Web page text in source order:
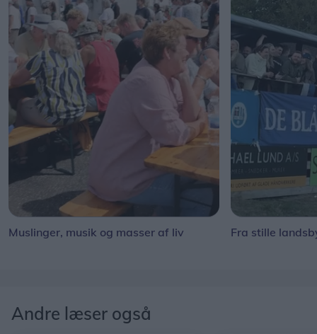
Muslinger, musik og masser af liv Fra stille
Andre læser også